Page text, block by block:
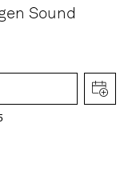
Sound